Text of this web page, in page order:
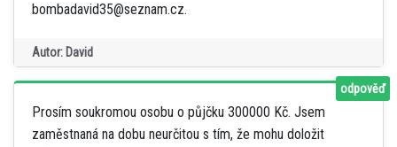
bombadavid35@seznam.cz.
Autor: David
Prosím soukromou osobu o půjčku 300000 Kč. Jsem
zaměstnaná na dobu neurčitou s tím, že mohu doložit
odpověď